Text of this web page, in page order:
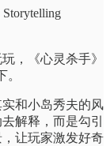
，《心灵杀手》
和小岛秀夫的风
解释，而是勾引
让玩家激发好奇